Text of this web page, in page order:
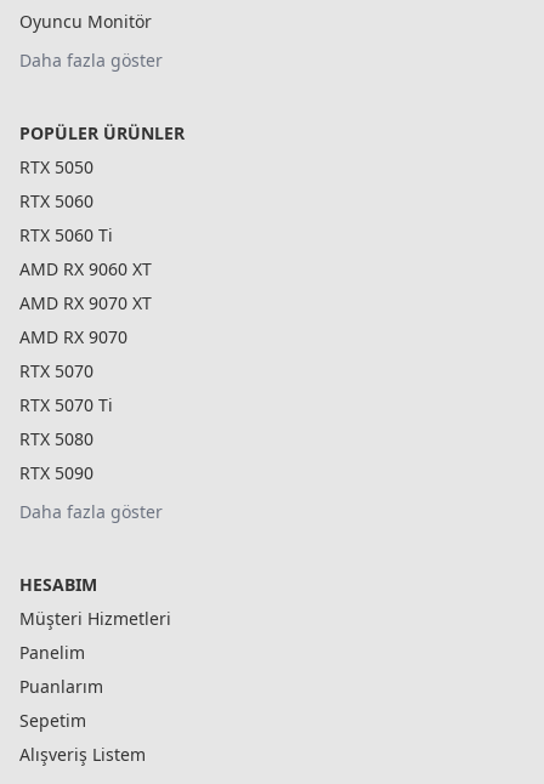
Oyuncu Monitör
Daha fazla göster
POPÜLER ÜRÜNLER
RTX 5050
RTX 5060
RTX 5060 Ti
AMD RX 9060 XT
AMD RX 9070 XT
AMD RX 9070
RTX 5070
RTX 5070 Ti
RTX 5080
RTX 5090
Daha fazla göster
HESABIM
Müşteri Hizmetleri
Panelim
Puanlarım
Sepetim
Alışveriş Listem